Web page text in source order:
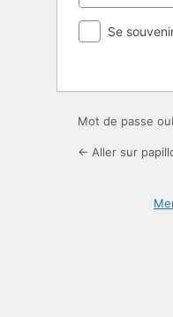
Se
Mot de passe
← Aller sur